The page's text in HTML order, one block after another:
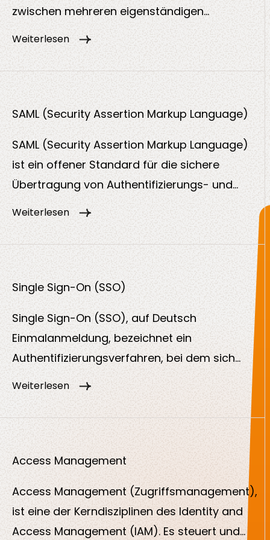
zwischen mehreren eigenständigen
Identitätsquellen. Sie ermöglicht es
Organisationsgrenzen hinweg sicher
zu müssen.
Weiterlesen
SAML (Security Assertion Markup Language)
SAML (Security Assertion Markup Language)
ist ein offener Standard für die sichere
Übertragung von Authentifizierungs- und
Autorisierungsdaten zwischen einem
Dienstanbieter (Service Provider, SP). Das
im Unternehmens- und Behördenumfeld für
Weiterlesen
Single Sign-On (SSO)
Single Sign-On (SSO), auf Deutsch
Einmalanmeldung, bezeichnet ein
Authentifizierungsverfahren, bei dem sich
Nutzerinnen und Nutzer nur einmal anmelden
Dienste oder Anwendungen zugreifen zu
Anbieter die Prüfung der Identität und gibt
Weiterlesen
Access Management
Access Management (Zugriffsmanagement),
ist eine der Kerndisziplinen des Identity and
Access Management (IAM). Es steuert und